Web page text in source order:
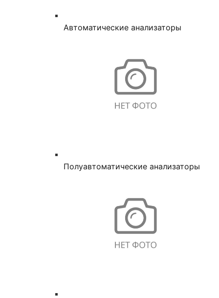
Автоматические анализаторы
Полуавтоматические анализаторы